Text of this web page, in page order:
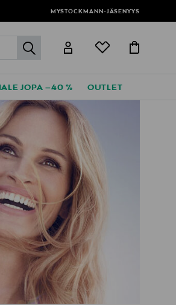
MYSTOCKMANN-JÄSENYYS
label.header.go
JOPA –40 % OUTLET